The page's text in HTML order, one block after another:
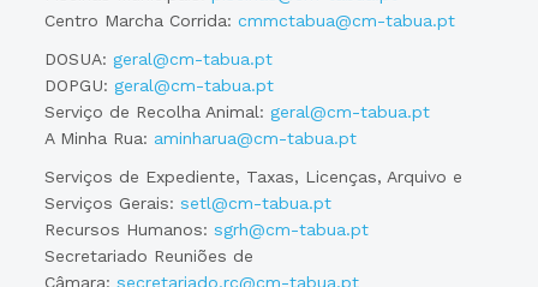
Centro Marcha Corrida:cmmctabua@cm-tabua.pt
DOSUA:geral@cm-tabua.pt
DOPGU:geral@cm-tabua.pt
Serviço de Recolha Animal:geral@cm-tabua.pt
A Minha Rua: aminharua@cm-tabua.pt
Serviços de Expediente, Taxas, Licenças, Arquivo e
Serviços Gerais:setl@cm-tabua.pt
Recursos Humanos:sgrh@cm-tabua.pt
Secretariado Reuniões de
Câmara:secretariado.rc@cm-tabua.pt